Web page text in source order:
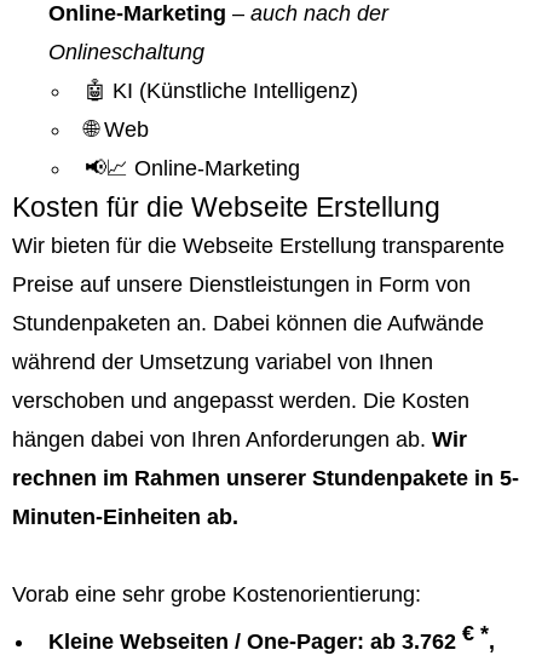
Online-Marketing – auch nach der
Onlineschaltung
🤖 KI (Künstliche Intelligenz)
🌐 Web
📢📈 Online-Marketing
Kosten für die Webseite Erstellung
Wir bieten für die Webseite Erstellung transparente
Preise auf unsere Dienstleistungen in Form von
Stundenpaketen an. Dabei können die Aufwände
während der Umsetzung variabel von Ihnen
verschoben und angepasst werden. Die Kosten
hängen dabei von Ihren Anforderungen ab. Wir
rechnen im Rahmen unserer Stundenpakete in 5-
Minuten-Einheiten ab.
Vorab eine sehr grobe Kostenorientierung:
Kleine Webseiten / One-Pager: ab 3.762 € *,